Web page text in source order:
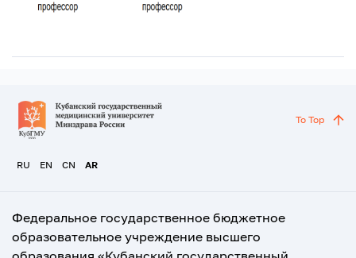
RU EN CN AR
To Top
Федеральное государственное бюджетное
образовательное учреждение высшего